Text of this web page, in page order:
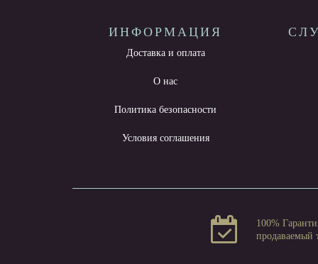
ИНФОРМАЦИЯ
Доставка и оплата
О нас
Политика безопасности
Условия соглашения
100%
продаваемый